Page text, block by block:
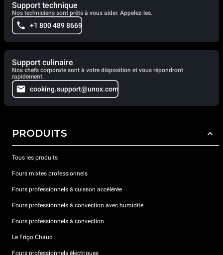
Support technique
Nos techniciens sont prêts à vous aider. Appelez-les.
+1 800 489 8669
Support culinaire
Nos chefs corporate sont à votre disposition et vous répondront
rapidement.
cooking.support@unox.com
PRODUITS
Tous les produits
Fours mixtes professionnels
Fours professionnels à cuisson accélérée
Fours professionnels à convection avec humidité
Fours professionnels à convection
Le Frigo Chaud
Fours professionnels électriques